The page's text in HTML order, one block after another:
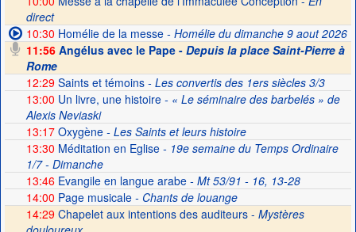
direct
10:30 Homélie de la messe- Homélie du dimanche 9 aout 2026
11:56Angélus avec le Pape - Depuis la place Saint-Pierre à
Rome
12:29Saints et témoins- Les convertis des 1ers siècles 3/3
13:00 Un livre, une histoire- « Le séminaire des barbelés » de
Alexis Neviaski
13:17Oxygène- Les Saints et leurs histoire
13:30 Méditation en Eglise- 19e semaine du Temps Ordinaire
1/7 - Dimanche
13:46Evangile en langue arabe- Mt 53/91 - 16, 13-28
14:00 Page musicale- Chants de louange
14:29 Chapelet aux intentions des auditeurs - Mystères